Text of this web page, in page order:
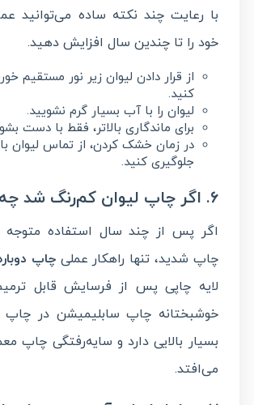
با رعایت چند نکته ساده می‌توانید
خود را تا چندین سال افزایش دهید.
از قرار دادن لیوان زیر نور مستقیم
کنید.
لیوان را با آب بسیار گرم نشویید.
برای ماندگاری بالاتر، فقط با دست
در زمان خشک کردن، از تماس
جلوگیری کنید.
۶. اگر چاپ لیوان کم‌رنگ شد چه کنیم؟
اگر پس از چند سال استفاده
چاپ شدید، تنها راهکار عملیچاپ
لایه چاپی پس از فرسایش قابل
خوشبختانه چاپ سابلیمیشن در
بسیار بالایی دارد و سایه‌رفتگی چاپ
می‌افتد.